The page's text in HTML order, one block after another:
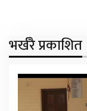
भर्खरै प्रकाशित